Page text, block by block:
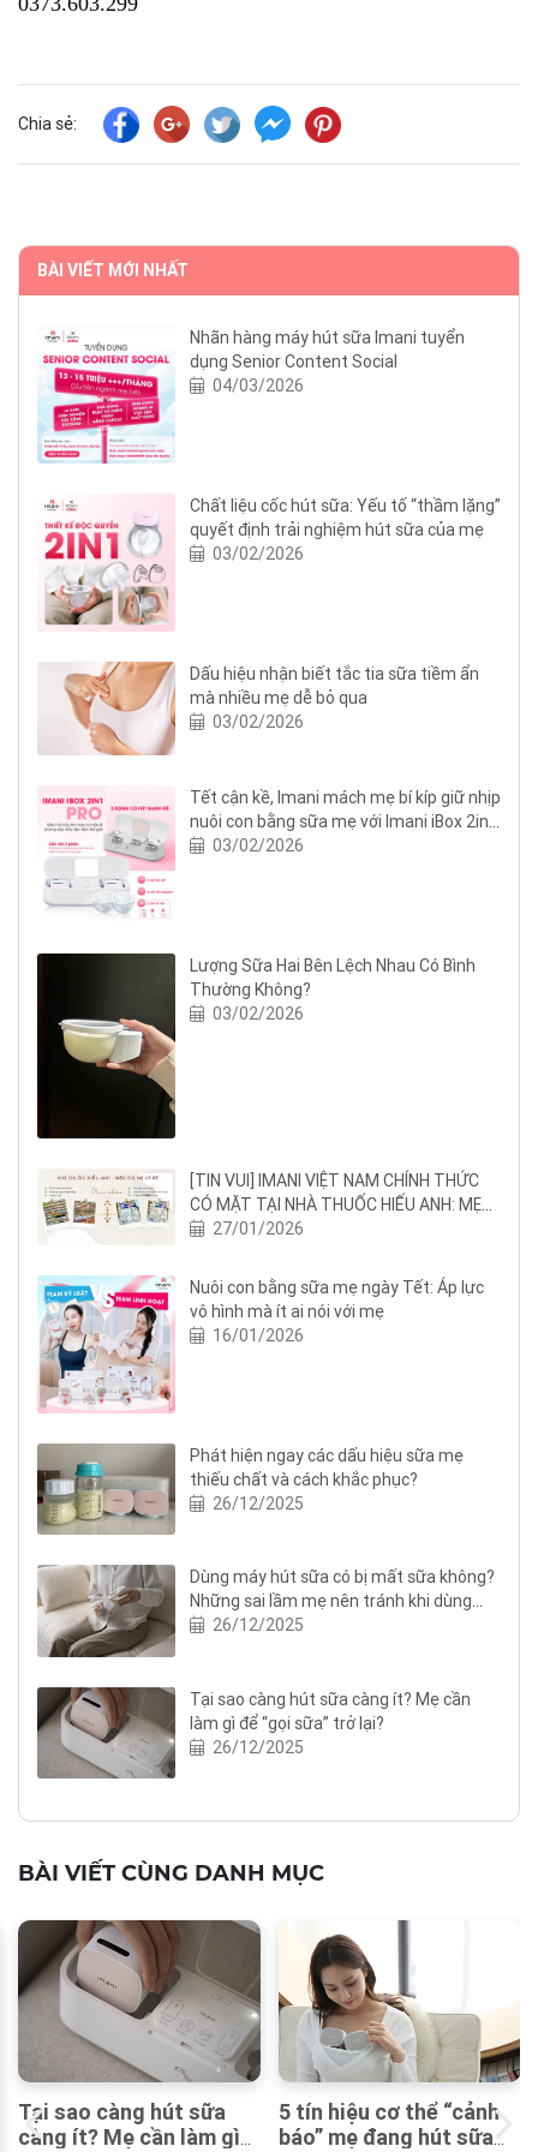
Chia sẻ:
BÀI VIẾT MỚI NHẤT
Nhãn hàng máy hút sữa Imani tuyển
dụng Senior Content Social
04/03/2026
Chất liệu cốc hút sữa: Yếu tố “thầm lặng”
quyết định trải nghiệm hút sữa của mẹ
03/02/2026
Dấu hiệu nhận biết tắc tia sữa tiềm ẩn
mà nhiều mẹ dễ bỏ qua
03/02/2026
Tết cận kề, Imani mách mẹ bí kíp giữ nhịp
nuôi con bằng sữa mẹ với Imani iBox 2in1
Pro03/02/2026
Lượng Sữa Hai Bên Lệch Nhau Có Bình
Thường Không?
03/02/2026
[TIN VUI] IMANI VIỆT NAM CHÍNH THỨC
CÓ MẶT TẠI NHÀ THUỐC HIẾU ANH: MẸ
BỈM NGHỆ AN THÊM AN TÂM NUÔI CON
27/01/2026
Nuôi con bằng sữa mẹ ngày Tết: Áp lực
vô hình mà ít ai nói với mẹ
16/01/2026
Phát hiện ngay các dấu hiệu sữa mẹ
thiếu chất và cách khắc phục?
26/12/2025
Dùng máy hút sữa có bị mất sữa không?
Những sai lầm mẹ nên tránh khi dùng
máy hút sữa
26/12/2025
Tại sao càng hút sữa càng ít? Mẹ cần
làm gì để “gọi sữa” trở lại?
26/12/2025
BÀI VIẾT CÙNG DANH MỤC
Tại sao càng hút sữa
càng ít? Mẹ cần làm gì
5 tín hiệu cơ thể “cảnh
báo” mẹ đang hút sữa